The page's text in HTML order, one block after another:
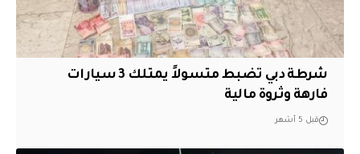
شرطة دبي تضبط متسولاً يمتلك 3 سيارات
فارهة وثروة مالية
قبل 5 أشهر